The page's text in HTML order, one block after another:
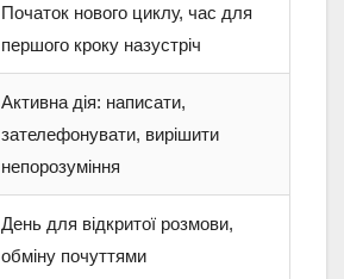
Початок нового циклу, час для
першого кроку назустріч
Активна дія: написати,
зателефонувати, вирішити
непорозуміння
День для відкритої розмови,
обміну почуттями